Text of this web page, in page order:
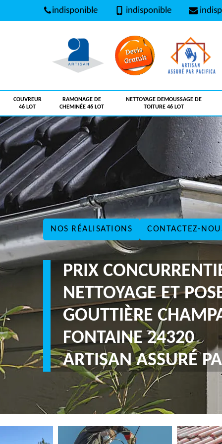
indisponible indisponible
COUVREUR
46 LOT
RAMONAGE DE
CHEMINÉE 46 LOT
NETTOYAGE DEMOUSSAGE DE
TOITURE 46 LOT
NOS RÉALISATIONS CONTACTEZ-
PRIX
NETTOYAGE ET
GOUTTIÈRE
FONTAINE 24320
ARTISAN ASSURÉ